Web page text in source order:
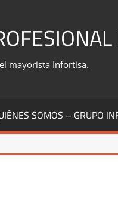
mayorista Infortisa.
SOMOS – GRUPO